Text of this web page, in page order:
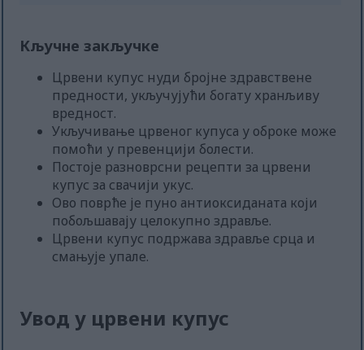
Кључне закључке
Црвени купус нуди бројне здравствене
предности, укључујући богату хранљиву
вредност.
Укључивање црвеног купуса у оброке може
помоћи у превенцији болести.
Постоје разноврсни рецепти за црвени
купус за свачији укус.
Ово поврће је пуно антиоксиданата који
побољшавају целокупно здравље.
Црвени купус подржава здравље срца и
смањује упале.
Увод у црвени купус